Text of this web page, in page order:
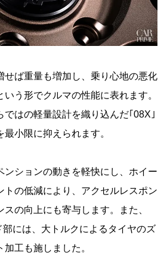
せば重量も増加し、乗り心地の悪化
う形でクルマの性能に表れます。
ではの軽量設計を織り込んだ｢08X｣
小限に抑えられます。
ンションの動きを軽快にし、ホイー
トの低減により、アクセルレスポン
の向上にも寄与します。また、
部には、大トルクによるタイヤのズ
工も施しました。